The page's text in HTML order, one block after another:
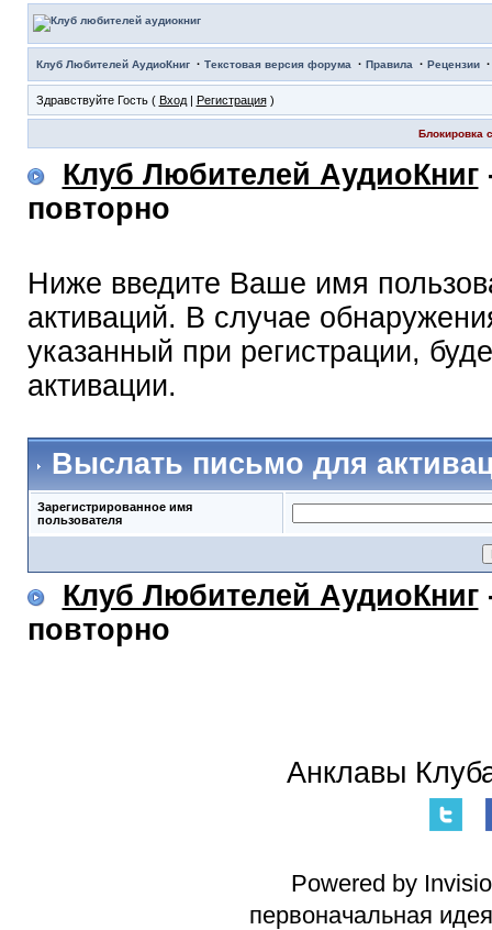
Клуб Любителей АудиоКниг· Текстовая версия форума · Правила · Рецензии
Здравствуйте Гость ( Вход| Регистрация)
Блокировка
Клуб Любителей АудиоКниг
повторно
Ниже введите Ваше имя
активаций. В случае
указанный при регистрации,
активации.
Выслать письмо для
Зарегистрированное имя
пользователя
Клуб Любителей АудиоКниг
повторно
Анклавы
Powered by
первоначальная